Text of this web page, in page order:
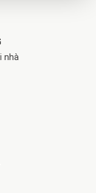
nhà